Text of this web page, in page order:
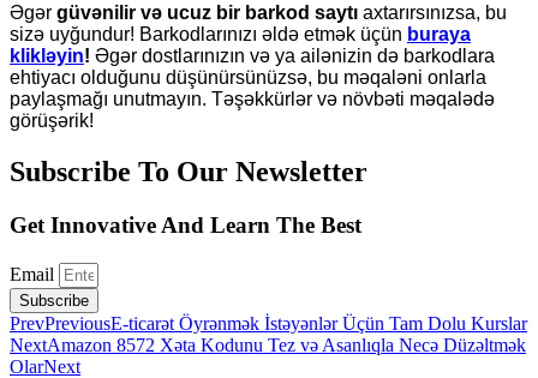
Əgər güvənilir və ucuz bir barkod saytı axtarırsınızsa, bu
sizə uyğundur! Barkodlarınızı əldə etmək üçün buraya
klikləyin! Əgər dostlarınızın və ya ailənizin də barkodlara
ehtiyacı olduğunu düşünürsünüzsə, bu məqaləni onlarla
paylaşmağı unutmayın. Təşəkkürlər və növbəti məqalədə
görüşərik!
Subscribe To Our Newsletter
Get Innovative And Learn The Best
Email
Subscribe
PrevPreviousE-ticarət Öyrənmək İstəyənlər Üçün Tam Dolu Kurslar
NextAmazon 8572 Xəta Kodunu Tez və Asanlıqla Necə Düzəltmək
OlarNext